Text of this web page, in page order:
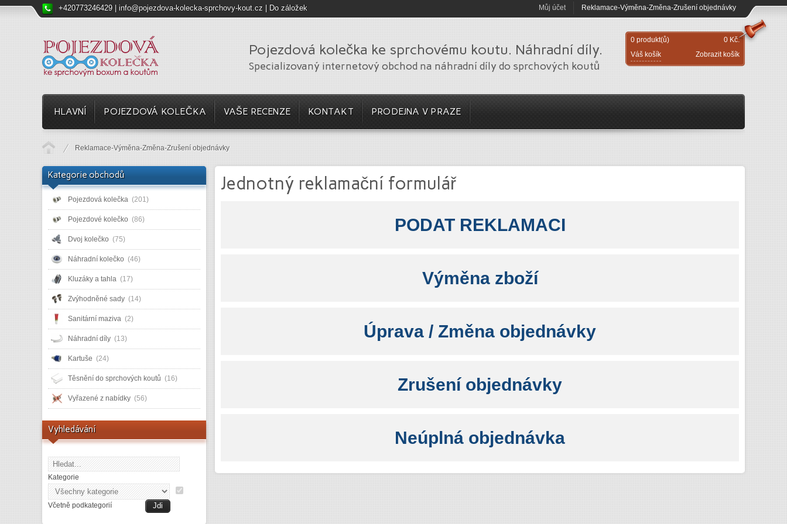
+420773246429 | info@pojezdova-kolecka-sprchovy-kout.cz Do záložek Můj účet Reklamace-Výměna-Změna-Zrušení objednávky
0 produkt(ů)
0 Kč.
Váš košík
Zobrazit košík
Pojezdová kolečka ke sprchovému koutu. Náhradní díly.
Specializovaný internetový obchod na náhradní díly do sprchových koutů
HLAVNÍ POJEZDOVÁ KOLEČKA VAŠE RECENZE KONTAKT PRODEJNA V PRAZE
Reklamace-Výměna-Změna-Zrušení objednávky
Kategorie obchodů
Pojezdová kolečka (201)
Pojezdové kolečko (86)
Dvoj kolečko (75)
Náhradní kolečko (46)
Kluzáky a tahla (17)
Zvýhodněné sady (14)
Sanitární maziva (2)
Náhradní díly (13)
Kartuše (24)
Těsnění do sprchových koutů (16)
Vyřazené z nabídky (56)
Vyhledávání
Kategorie
Včetně podkategorií
Jednotný reklamační formulář
PODAT REKLAMACI
Výměna zboží
Úprava / Změna objednávky
Zrušení objednávky
Neúplná objednávka